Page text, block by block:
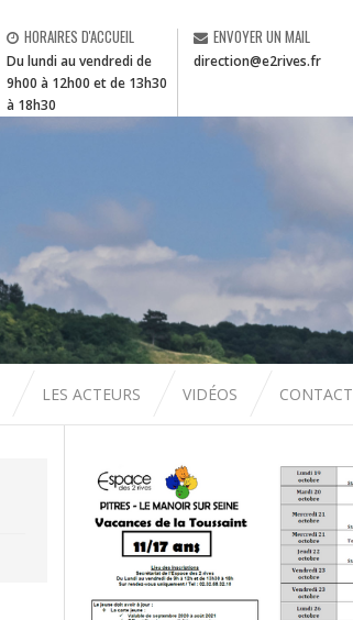
HORAIRES D'ACCUEIL
Du lundi au vendredi de
9h00 à 12h00 et de 13h30
à 18h30
ENVOYER UN MAIL
direction@e2rives.fr
LES ACTEURS VIDÉOS CONTACT